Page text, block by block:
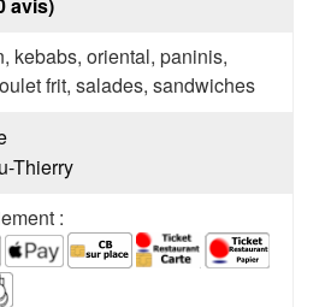
kebabs, oriental, paninis,
frit, salades, sandwiches
Thierry
: